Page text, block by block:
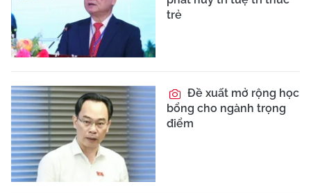
trẻ
Đề xuất mở rộng học
bổng cho ngành trọng
điểm